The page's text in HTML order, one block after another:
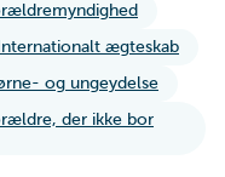
Internationalt ægteskab
og ungeydelse
der ikke bor